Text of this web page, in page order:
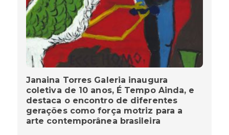
Janaina Torres Galeria inaugura
coletiva de 10 anos, É Tempo Ainda, e
destaca o encontro de diferentes
gerações como força motriz para a
arte contemporânea brasileira